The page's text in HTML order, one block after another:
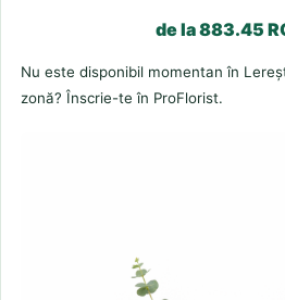
de la 883.45
Nu este disponibil momentan în
zonă? Înscrie-te în ProFlorist.